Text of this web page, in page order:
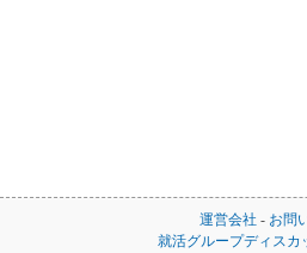
運営会社 - お問
就活グループディスカ